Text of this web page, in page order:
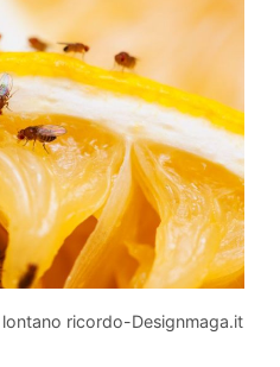
ricordo-Designmaga.it